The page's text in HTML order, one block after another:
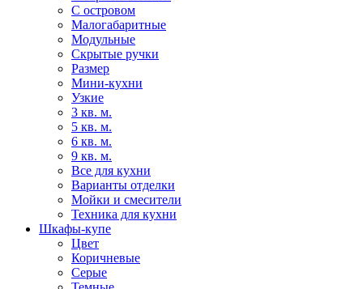
С островом
Малогабаритные
Модульные
Скрытые ручки
Размер
Мини-кухни
Узкие
3 кв. м.
5 кв. м.
6 кв. м.
9 кв. м.
Все для кухни
Варианты отделки
Мойки и смесители
Техника для кухни
Шкафы-купе
Цвет
Коричневые
Серые